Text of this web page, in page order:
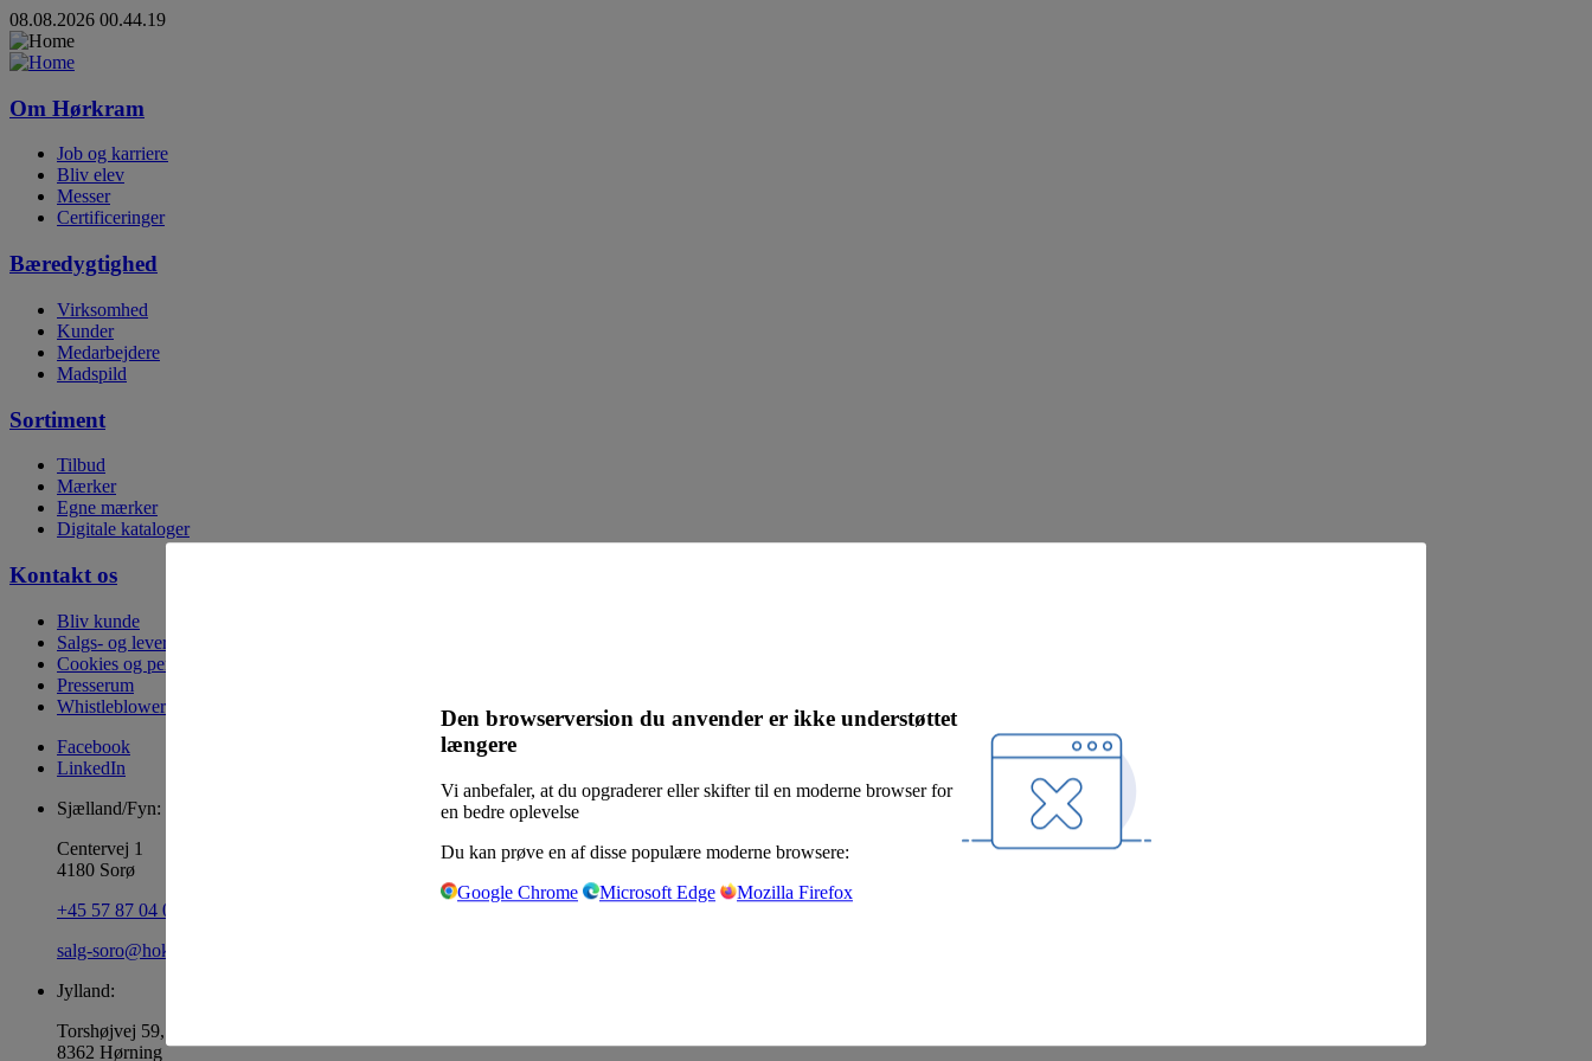
Den browserversion du anvender er ikke understøttet
længere
Vi anbefaler, at du opgraderer eller skifter til en moderne browser for
en bedre oplevelse
Du kan prøve en af disse populære moderne browsere:
Google Chrome
Microsoft Edge Mozilla Firefox
08.08.2026 00.44.19
Om Hørkram
Job og karriere
Bliv elev
Messer
Certificeringer
Bæredygtighed
Virksomhed
Kunder
Medarbejdere
Madspild
Sortiment
Tilbud
Mærker
Egne mærker
Digitale kataloger
Kontakt os
Bliv kunde
Salgs- og leveringsbetingelser
Cookies og persondata
Presserum
Whistleblowerordning
Facebook
LinkedIn
Sjælland/Fyn:
Centervej 1
4180 Sorø
+45 57 87 04 00
salg-soro@hoka.dk
Jylland:
Torshøjvej 59, Kolt
8362 Hørning